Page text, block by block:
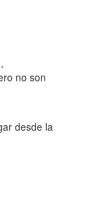
no son
desde la